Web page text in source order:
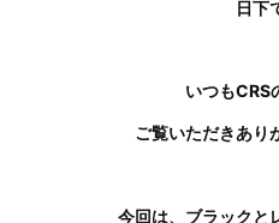
日下
いつもCRS
ご覧いただきあり
今回は、ブラックと